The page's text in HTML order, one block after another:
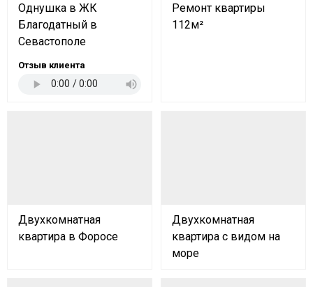
Однушка в ЖК
Благодатный в
Севастополе
Отзыв клиента
Ремонт квартиры
112м²
Двухкомнатная
квартира в Форосе
Двухкомнатная
квартира с видом на
море